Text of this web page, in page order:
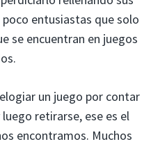
entusiastas que solo
se encuentran en juegos
un juego por contar
retirarse, ese es el
encontramos. Muchos